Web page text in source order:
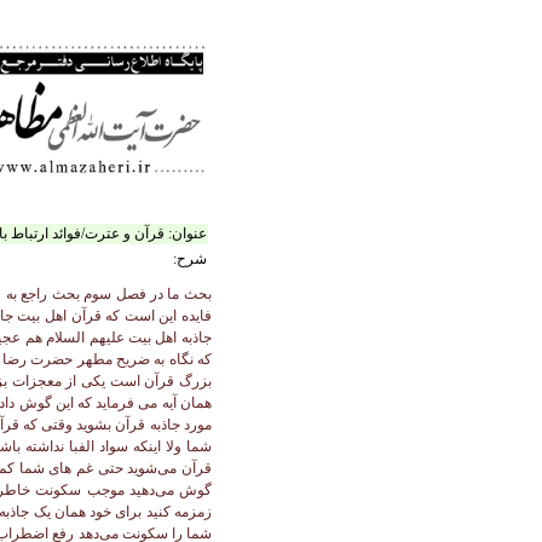
عنوان: قرآن و عترت/فوائد ارتباط
شرح:
بحث ما در فصل سوم بحث راجع به فواید تمسک به قرآن تمسک به اهل بیت بود بحث امروزمان راجع به فایده ششم از فوایده است و این فایده خیلی مهم است و آن فایده این است که قرآن اهل بیت جاذبه دارد نظیر کهر باکر کاه را م رباید نظیر آهن ربا که آن را می رباید قرآن انسان را می رباید و جاذبه قرآن عجیب است چنانچه جاذبه اهل بیت علیهم السلام هم عجیب است حتی حرم های مطهر ائمه طاهرین یک جاذبه خاصی دارد ضریح های مطهر آنها یک جاذبه های خاصی دارد و انسان از دور که نگاه به ضریح مطهر حضرت رضا مثلاً می‌کند می بیند که ضریح مطهر ربایندگی دارد مثل آهن ربا انسان را می رابدی و این جاذبه قرآن جاذبه عترت یکی از معجزات بزرگ قرآن است یکی از معجزات بزرگ عترت اهل بیت علیهم السلام است لذا ما دستور هم داریم از قرآن وقتی که قرآن می خوانند گوش به قرآن بدهید و در ذیل همان آیه می فرماید که این گوش دادن به قرآن برای این است که شما جذب قرآن بشوید می فرماید «و اذا قرأ القرآن...» خدا دوست دارد مورد رحمت خدا بشوید یعنی مورد جاذبه قرآن بشوید وقتی که قرآن می خوانند گوش بدهید همه ساکت باشید تا اینکه قرآن نفوذ در دل شما کند و این جاذبه قرآن یکی از معجزات بزرگ قرآن است شما ولا اینکه سواد الفبا نداشته باشید شما ولا اینکه نتوانید قرآن بخوانید چه رسد اینکه فصاحت و بلاغت قرآن را بفهمید اما وقتی که برایتان قرآن می خوانند جذب قرآن می‌شوید حتی غم های شما کم می‌شود غصه های شما فراموش می‌شود رفع نگرانی ها دلهره اضطراب خاطر می‌شود و همان خواندن قرآن از دیگری که شما گوش می‌دهید موجب سکونت خاطر شما می‌شود همچنین اگر قرآن بخوانید اما با ترتیل با تدبر مخصوصاً اگر زمزمه داشته باشدی با یک هوای خوبی صدای خوشی زمزمه کنید برای خود همان یک جاذبه خاصی دارد روح شما را سکونت می‌دهد غم و غصه های شما را کم می‌کند به فراموشی می سپارد نگرانی ها اضطراب خاطرهای شما را سکونت می‌دهد رفع اضطراب خاطر رفع اضطرابها، نگرانی ها از این جهت هم دستور داریم که قرآن را اگر می‌توانید با یک زمزمه خاصی بخوانید اگر می‌توانید با ترتیل با تدبر بخوانید وقتی که در جلسه قرآن می خوانند به قرآن گوش بدهید دستور داده شده که کسانی که صدای خوب دارند اذان بگویند کسانی که صدای خوب دارند قرآن بخوانند که ضمیمه بشود آن صدای خوب با اصل قرآن با اصل اذان و انسان جذب اذان بشود برود در مسجد جنب قرآن بشود قرآن رسوخ کند در دل و ما در تاریخ می خوانیم بعضی اوقات بعضی افراد که فوق العاده سقوط کرده بودند با یک